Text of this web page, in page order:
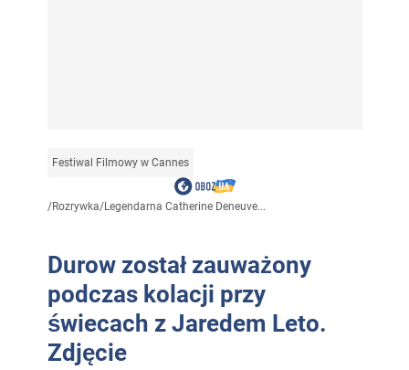
Festiwal Filmowy w Cannes
/Rozrywka/Legendarna Catherine Deneuve...
Durow został zauważony
podczas kolacji przy
świecach z Jaredem Leto.
Zdjęcie